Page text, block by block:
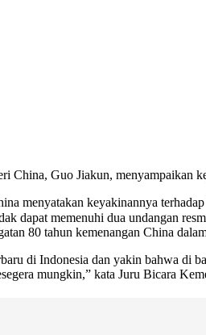
China, Guo Jiakun, menyampaikan
menyatakan keyakinannya
dapat memenuhi dua undangan
80 tahun kemenangan China
di Indonesia dan yakin bahwa di
mungkin,” kata Juru Bicara